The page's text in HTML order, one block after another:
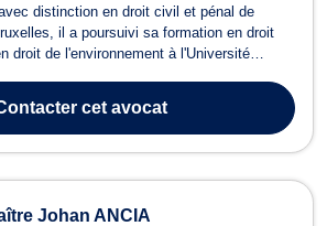
distinction en droit civil et pénal de
il a poursuivi sa formation en droit
droit de l'environnement à l'Université
HLIL opère aujourd'hui principalement
cet avocat
Johan ANCIA